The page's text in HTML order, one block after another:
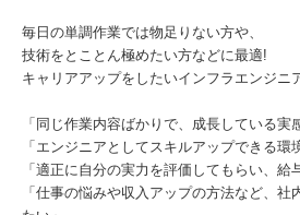
毎日の単調作業では物足りない方や、
技術をとことん極めたい方などに最適!
キャリアアップをしたいインフラエンジニ
「同じ作業内容ばかりで、成長している実
「エンジニアとしてスキルアップできる環
「適正に自分の実力を評価してもらい、給
「仕事の悩みや収入アップの方法など、社